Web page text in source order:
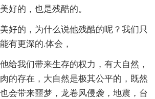
好的，也是残酷的。
好的，为什么说他残酷的呢？我们只
有更深的.体会，
给我们带来生存的权力，有大自然，
的存在，大自然是极其公平的，既然
会带来噩梦，龙卷风侵袭，地震，台